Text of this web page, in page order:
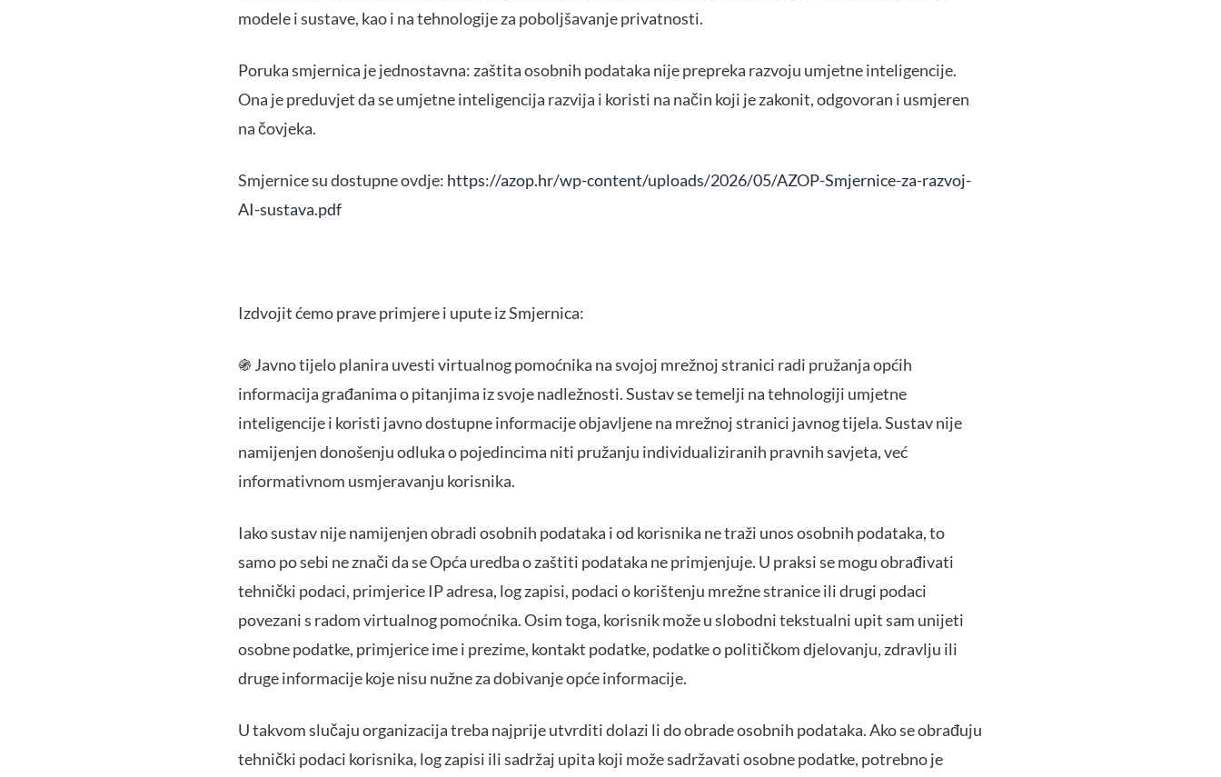
modele i sustave, kao i na tehnologije za poboljšavanje privatnosti.
Poruka smjernica je jednostavna: zaštita osobnih podataka nije prepreka razvoju umjetne inteligencije.
Ona je preduvjet da se umjetne inteligencija razvija i koristi na način koji je zakonit, odgovoran i usmjeren
na čovjeka.
Smjernice su dostupne ovdje: https://azop.hr/wp-content/uploads/2026/05/AZOP-Smjernice-za-razvoj-
AI-sustava.pdf
Izdvojit ćemo prave primjere i upute iz Smjernica:
֍ Javno tijelo planira uvesti virtualnog pomoćnika na svojoj mrežnoj stranici radi pružanja općih
informacija građanima o pitanjima iz svoje nadležnosti. Sustav se temelji na tehnologiji umjetne
inteligencije i koristi javno dostupne informacije objavljene na mrežnoj stranici javnog tijela. Sustav nije
namijenjen donošenju odluka o pojedincima niti pružanju individualiziranih pravnih savjeta, već
informativnom usmjeravanju korisnika.
Iako sustav nije namijenjen obradi osobnih podataka i od korisnika ne traži unos osobnih podataka, to
samo po sebi ne znači da se Opća uredba o zaštiti podataka ne primjenjuje. U praksi se mogu obrađivati
tehnički podaci, primjerice IP adresa, log zapisi, podaci o korištenju mrežne stranice ili drugi podaci
povezani s radom virtualnog pomoćnika. Osim toga, korisnik može u slobodni tekstualni upit sam unijeti
osobne podatke, primjerice ime i prezime, kontakt podatke, podatke o političkom djelovanju, zdravlju ili
druge informacije koje nisu nužne za dobivanje opće informacije.
U takvom slučaju organizacija treba najprije utvrditi dolazi li do obrade osobnih podataka. Ako se obrađuju
tehnički podaci korisnika, log zapisi ili sadržaj upita koji može sadržavati osobne podatke, potrebno je